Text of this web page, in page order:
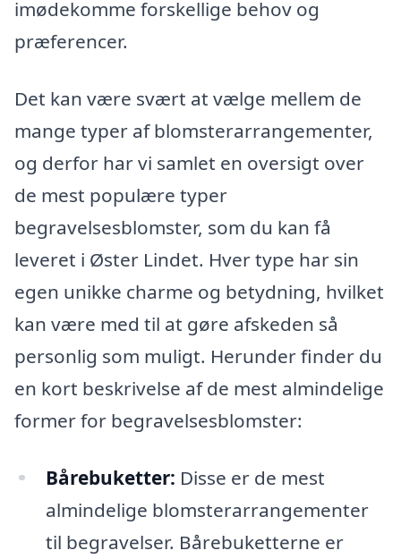
imødekomme forskellige behov og
præferencer.
Det kan være svært at vælge mellem de
mange typer af blomsterarrangementer,
og derfor har vi samlet en oversigt over
de mest populære typer
begravelsesblomster, som du kan få
leveret i Øster Lindet. Hver type har sin
egen unikke charme og betydning, hvilket
kan være med til at gøre afskeden så
personlig som muligt. Herunder finder du
en kort beskrivelse af de mest almindelige
former for begravelsesblomster:
Bårebuketter: Disse er de mest
almindelige blomsterarrangementer
til begravelser. Bårebuketterne er